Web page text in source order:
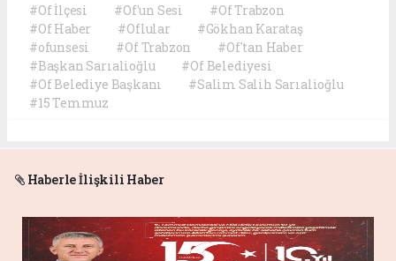
#Of İlçesi #Of'un Sesi
#Of Trabzon
#Of Haber
#Oflular
#Gökhan Karataş
#ofunsesi
#Of Trabzon
#Of'tan Haber
#Başkan Sarıalioğlu
#Of Belediyesi
#Of Belediye Başkanı
#Salim Salih Sarıalioğlu
#15 Temmuz
Haberle İlişkili Haber